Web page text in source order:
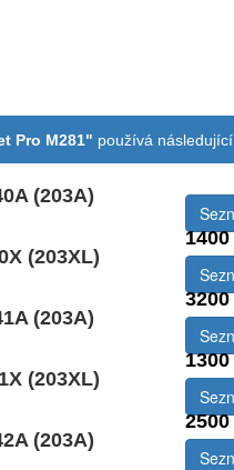
Pro M281" používá
(203A)
1400
(203XL)
3200
(203A)
1300
(203XL)
2500
(203A)